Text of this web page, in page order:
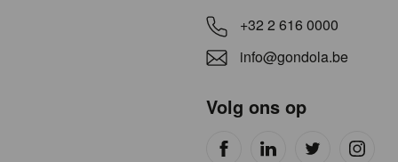
+32 2 616 0000
info@gondola.be
Volg ons op